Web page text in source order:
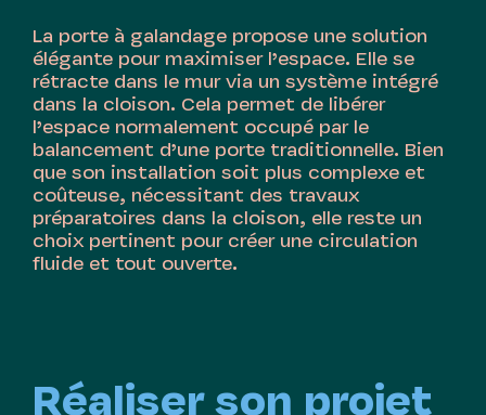
La porte à galandage propose une solution
élégante pour maximiser l’espace. Elle se
rétracte dans le mur via un système intégré
dans la cloison. Cela permet de libérer
l’espace normalement occupé par le
balancement d’une porte traditionnelle. Bien
que son installation soit plus complexe et
coûteuse, nécessitant des travaux
préparatoires dans la cloison, elle reste un
choix pertinent pour créer une circulation
fluide et tout ouverte.
Réaliser son projet